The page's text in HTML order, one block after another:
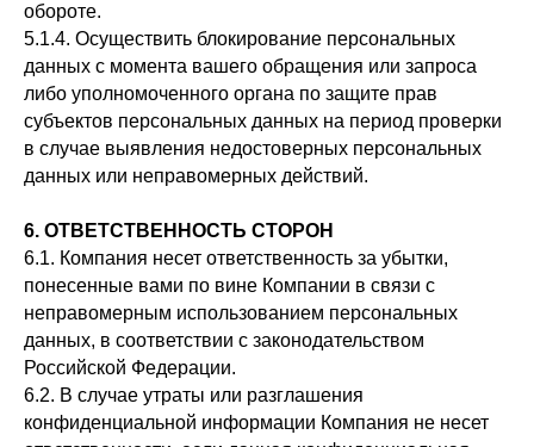
обороте.
5.1.4. Осуществить блокирование персональных
данных с момента вашего обращения или запроса
либо уполномоченного органа по защите прав
субъектов персональных данных на период проверки
в случае выявления недостоверных персональных
данных или неправомерных действий.
6. ОТВЕТСТВЕННОСТЬ СТОРОН
6.1. Компания несет ответственность за убытки,
понесенные вами по вине Компании в связи с
неправомерным использованием персональных
данных, в соответствии с законодательством
Российской Федерации.
6.2. В случае утраты или разглашения
конфиденциальной информации Компания не несет